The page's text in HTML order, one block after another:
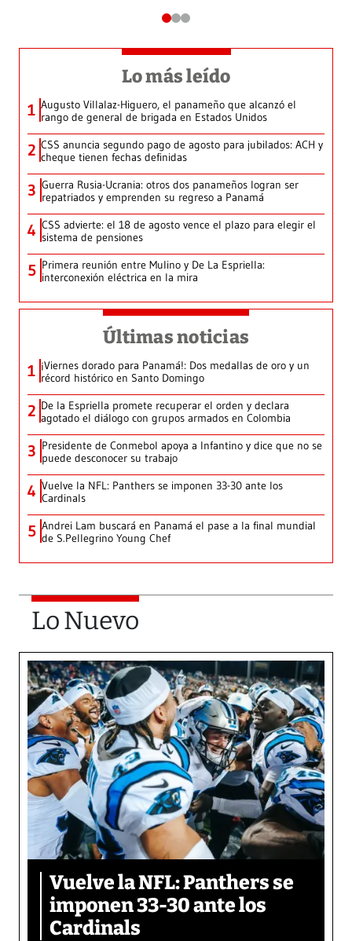
Lo más leído
1 Augusto Villalaz-Higuero, el panameño que alcanzó el
rango de general de brigada en Estados Unidos
2 CSS anuncia segundo pago de agosto para jubilados: ACH y
cheque tienen fechas definidas
3 Guerra Rusia-Ucrania: otros dos panameños logran ser
repatriados y emprenden su regreso a Panamá
4 CSS advierte: el 18 de agosto vence el plazo para elegir el
sistema de pensiones
5 Primera reunión entre Mulino y De La Espriella:
interconexión eléctrica en la mira
Últimas noticias
1 ¡Viernes dorado para Panamá!: Dos medallas de oro y un
récord histórico en Santo Domingo
2 De la Espriella promete recuperar el orden y declara
agotado el diálogo con grupos armados en Colombia
3 Presidente de Conmebol apoya a Infantino y dice que no se
puede desconocer su trabajo
4 Vuelve la NFL: Panthers se imponen 33-30 ante los
Cardinals
5 Andrei Lam buscará en Panamá el pase a la final mundial
de S.Pellegrino Young Chef
Lo Nuevo
Vuelve la NFL: Panthers se
imponen 33-30 ante los
Cardinals